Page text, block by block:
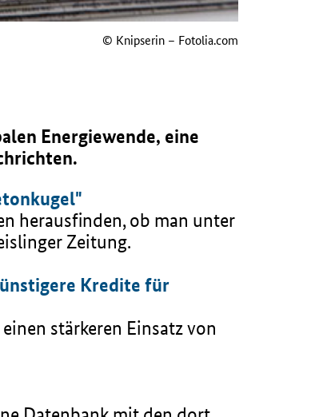
© Knipserin – Fotolia.com
Energiewende, eine
herausfinden, ob man unter
Zeitung.
Kredite für
stärkeren Einsatz von